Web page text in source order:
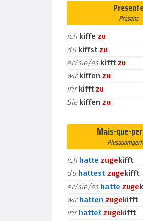
Präsens
ich kiffe zu
du kiffstzu
er/sie/es kifftzu
wirkiffen zu
ihrkifftzu
Sie kiffen zu
Mais-que-
ich hatte zugekifft
du hattestzugekifft
er/sie/es hatte zuge
wirhatten zugekifft
ihrhattetzugekifft